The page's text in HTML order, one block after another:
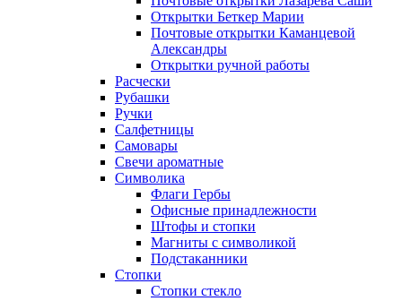
Открытки Беткер Марии
Почтовые открытки Каманцевой
Александры
Открытки ручной работы
Расчески
Рубашки
Ручки
Салфетницы
Самовары
Свечи ароматные
Символика
Флаги Гербы
Офисные принадлежности
Штофы и стопки
Магниты с символикой
Подстаканники
Стопки
Стопки стекло